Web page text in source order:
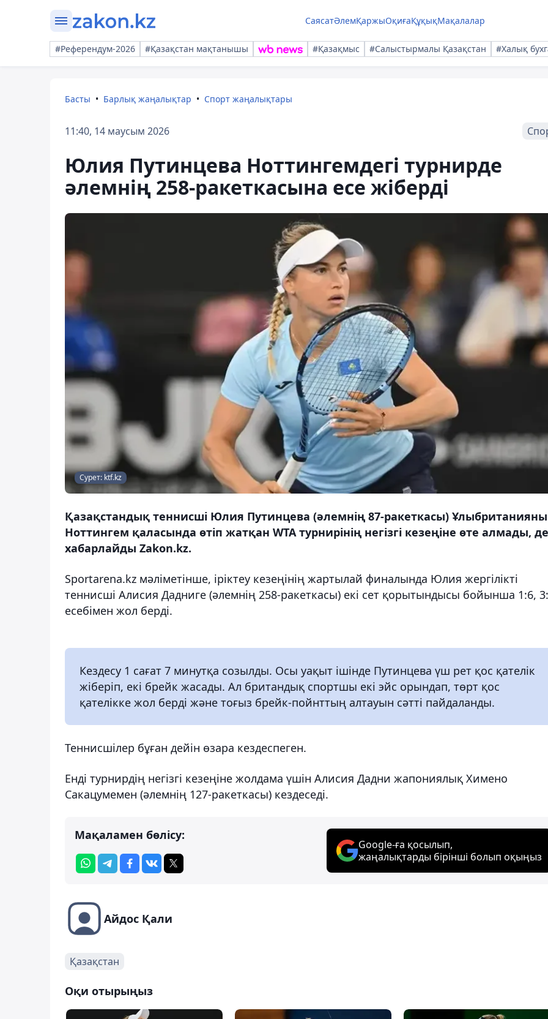
СаясатӘлемҚаржыОқиғаҚұқықМақалалар
#Референдум-2026 #Қазақстан мақтанышы #Қазақмыс #Салыстырмалы Қазақстан #Халық
Басты Барлық жаңалықтар Спорт жаңалықтары
11:40, 14 маусым 2026
Юлия Путинцева Ноттингемдегі турнирде
әлемнің 258-ракеткасына есе жіберді
Сурет: ktf.kz
Қазақстандық теннисші Юлия Путинцева (әлемнің 87-ракеткасы)
Ноттингем қаласында өтіп жатқан WTA турнирінің негізгі кезеңіне өте алмады,
хабарлайды Zakon.kz.
Sportarena.kz мәліметінше, іріктеу кезеңінің жартылай финалында Юлия жергілікті
теннисші Алисия Дадниге (әлемнің 258-ракеткасы) екі сет қорытындысы бойынша 1:6,
есебімен жол берді.
Кездесу 1 сағат 7 минутқа созылды. Осы уақыт ішінде Путинцева үш рет қос қателік
жіберіп, екі брейк жасады. Ал британдық спортшы екі эйс орындап, төрт қос
қателікке жол берді және тоғыз брейк-пойнттың алтауын сәтті пайдаланды.
Теннисшілер бұған дейін өзара кездеспеген.
Енді турнирдің негізгі кезеңіне жолдама үшін Алисия Дадни жапониялық Химено
Сакацумемен (әлемнің 127-ракеткасы) кездеседі.
Мақаламен бөлісу:
Google-ға қосылып,
жаңалықтарды бірінші болып оқыңыз
Айдос Қали
Қазақстан
Оқи отырыңыз